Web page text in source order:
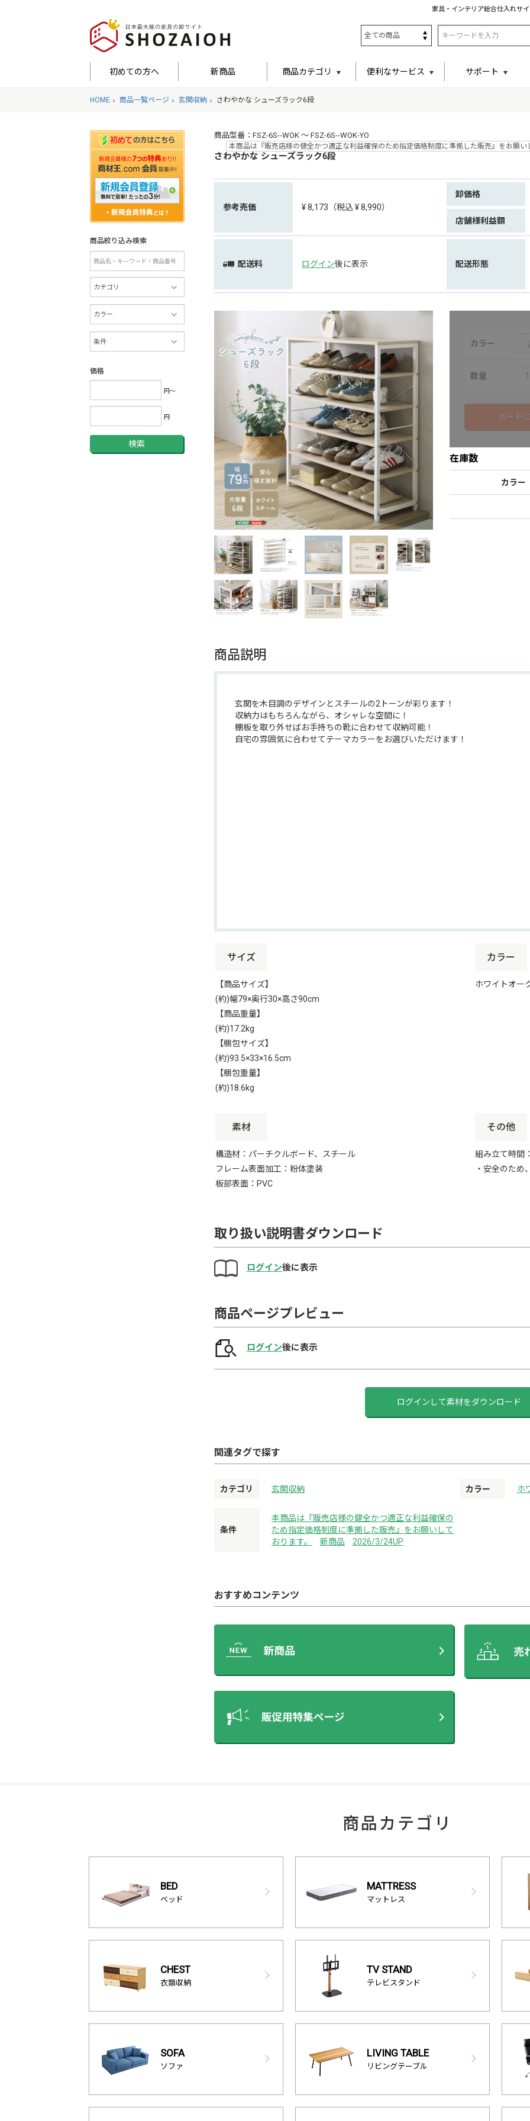
家具・インテリア総合仕入れサ
初めての方へ 新商品 商品カテゴリ 便利なサービス サポート
HOME 商品一覧ページ 玄関収納 さわやかな シューズラック6段
商品絞り込み検索
価格
円～
円
検索
商品型番：FSZ-6S--WOK ～ FSZ-6S--WOK-YO
本商品は『販売店様の健全かつ適正な利益確保のため指定価格制度に準拠した販売』をお願い
さわやかな シューズラック6段
参考売価 ¥ 8,173（税込 ¥ 8,990）
卸価格
店舗様利益額
配送料 ログイン後に表示 配送形態
カラー
数量
カート
在庫数
カラー
商品説明
玄関を木目調のデザインとスチールの2トーンが彩ります！
収納力はもちろんながら、オシャレな空間に！
棚板を取り外せばお手持ちの靴に合わせて収納可能！
自宅の雰囲気に合わせてテーマカラーをお選びいただけます！
サイズ
【商品サイズ】
(約)幅79×奥行30×高さ90cm
【商品重量】
(約)17.2kg
【梱包サイズ】
(約)93.5×33×16.5cm
【梱包重量】
(約)18.6kg
カラー
ホワイトオー
素材
構造材：パーチクルボード、スチール
フレーム表面加工：粉体塗装
板部表面：PVC
その他
組み立て時間
・安全のため
取り扱い説明書ダウンロード
ログイン後に表示
商品ページプレビュー
ログイン後に表示
ログインして素材をダウンロード
関連タグで探す
カテゴリ 玄関収納 カラー ホ
条件
本商品は『販売店様の健全かつ適正な利益確保の
ため指定価格制度に準拠した販売』をお願いして
おります。
新商品 2026/3/24UP
おすすめコンテンツ
商品カテゴリ
BED
ベッド
MATTRESS
マットレス
CHEST
衣類収納
TV STAND
テレビスタンド
SOFA
ソファ
LIVING TABLE
リビングテーブル